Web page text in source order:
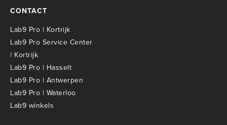
CONTACT
Lab9 Pro | Kortrijk
Lab9 Pro Service Center
| Kortrijk
Lab9 Pro | Hasselt
Lab9 Pro | Antwerpen
Lab9 Pro | Waterloo
Lab9 winkels